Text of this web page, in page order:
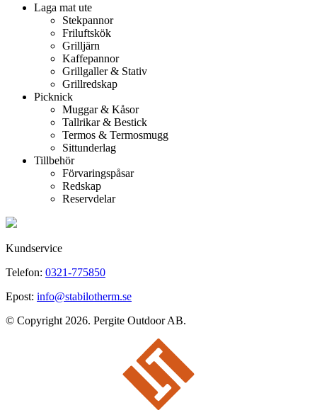
Laga mat ute
Stekpannor
Friluftskök
Grilljärn
Kaffepannor
Grillgaller & Stativ
Grillredskap
Picknick
Muggar & Kåsor
Tallrikar & Bestick
Termos & Termosmugg
Sittunderlag
Tillbehör
Förvaringspåsar
Redskap
Reservdelar
Kundservice
Telefon: 0321-775850
Epost: info@stabilotherm.se
© Copyright 2026. Pergite Outdoor AB.